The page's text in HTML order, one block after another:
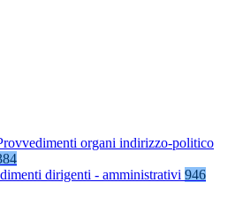
organi indirizzo-politico
dirigenti - amministrativi 946